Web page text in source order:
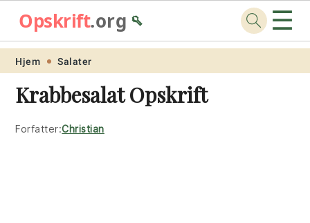
Skip
primary
navigation
Skip
main
content
Skip
primary
sidebar
Skip
footer
Opskrift.org🥄 ☰
Hjem Salater
Krabbesalat Opskrift
Forfatter:Christian